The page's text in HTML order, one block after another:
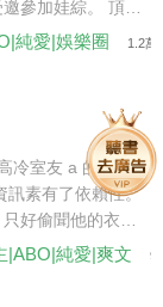
參加娃綜。 頂流
：「離婚？單
我名分？」 他的
年，淡聲抬眸：
我的孩子受驚
地往鏡頭前一坐：
我們的孩子。」
人。 觀眾炸了。
純愛|娛樂圈 1.2萬
冷室友 a 的資訊
訊素有了依賴性。
好偷聞他的衣
婉提示他：「在
嗎？」 室友眸色
|ABO|純愛|爽文